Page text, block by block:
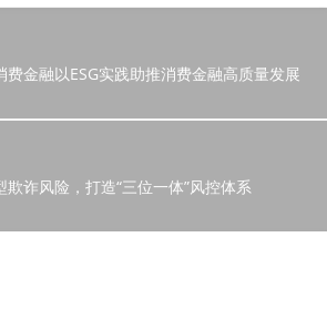
金融以ESG实践助推消费金融高质量发展
诈风险，打造“三位一体”风控体系